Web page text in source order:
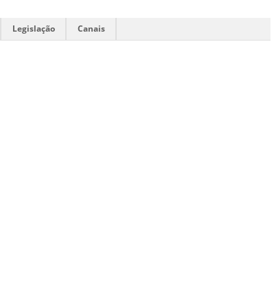
Legislação Canais